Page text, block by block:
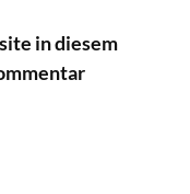
in diesem